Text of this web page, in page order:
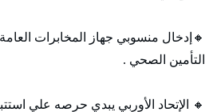
🔸إدخال منسوبي جهاز المخابرات
التأمين الصحي .
🔸 الإتحاد الأوربي يبدي حرصه علي